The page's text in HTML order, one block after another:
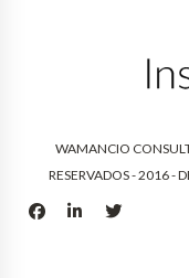
WAMANCIO
RESERVADOS - 2016 -